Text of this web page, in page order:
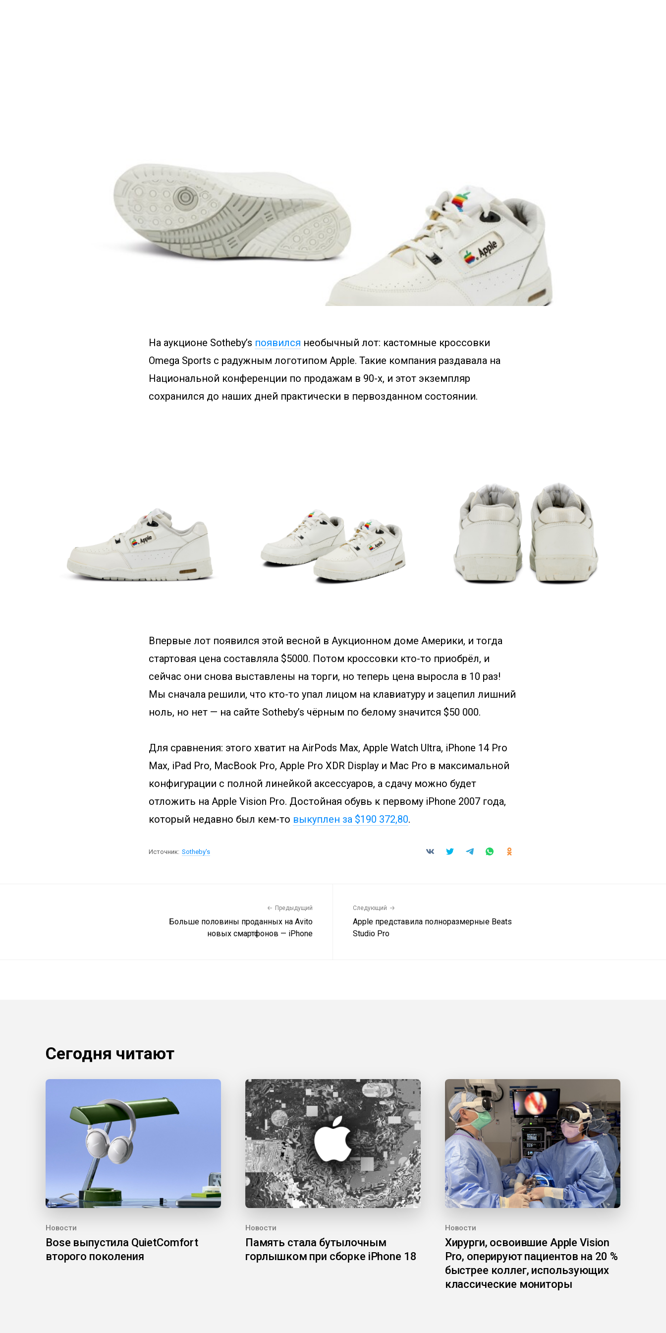
На аукционе Sotheby’s появился необычный лот: кастомные кроссовки
Omega Sports с радужным логотипом Apple. Такие компания раздавала на
Национальной конференции по продажам в 90-х, и этот экземпляр
сохранился до наших дней практически в первозданном состоянии.
Впервые лот появился этой весной в Аукционном доме Америки, и тогда
стартовая цена составляла $5000. Потом кроссовки кто-то приобрёл, и
сейчас они снова выставлены на торги, но теперь цена выросла в 10 раз!
Мы сначала решили, что кто-то упал лицом на клавиатуру и зацепил лишний
ноль, но нет — на сайте Sotheby’s чёрным по белому значится $50 000.
Для сравнения: этого хватит на AirPods Max, Apple Watch Ultra, iPhone 14 Pro
Max, iPad Pro, MacBook Pro, Apple Pro XDR Display и Mac Pro в максимальной
конфигурации с полной линейкой аксессуаров, а сдачу можно будет
отложить на Apple Vision Pro. Достойная обувь к первому iPhone 2007 года,
который недавно был кем-то выкуплен за $190 372,80.
Источник: Sotheby's
Предыдущий
Больше половины проданных на Avito
новых смартфонов — iPhone
Следующий
Apple представила полноразмерные Beats
Studio Pro
Сегодня читают
Новости
Bose выпустила QuietComfort
второго поколения
Новости
Память стала бутылочным
горлышком при сборке iPhone 18
Новости
Хирурги, освоившие Apple Vision
Pro, оперируют пациентов на 20 %
быстрее коллег, использующих
классические мониторы